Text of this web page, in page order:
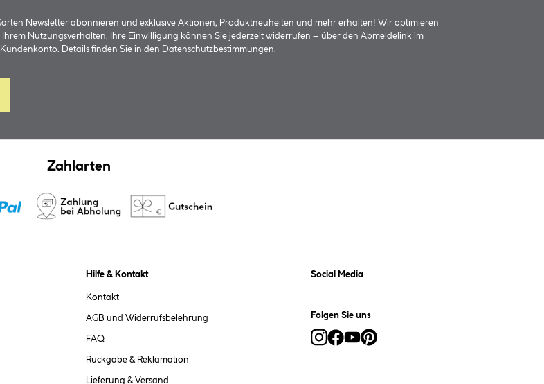
Newsletter abonnieren und exklusive Aktionen, Produktneuheiten und mehr erhalten! Wir optimieren
Nutzungsverhalten. Ihre Einwilligung können Sie jederzeit widerrufen – über den Abmeldelink im
Details finden Sie in den
Datenschutzbestimmungen
Zahlarten
Hilfe & Kontakt
Kontakt
AGB und Widerrufsbelehrung
FAQ
Rückgabe & Reklamation
Lieferung & Versand
Social Media
Folgen Sie uns